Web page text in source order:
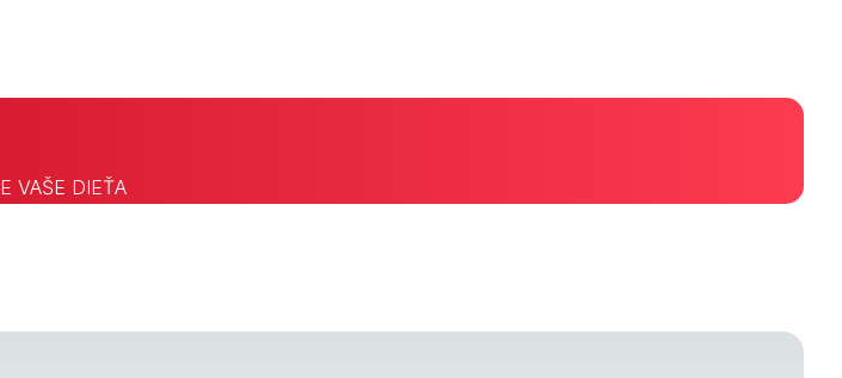
VAŠE DIEŤA